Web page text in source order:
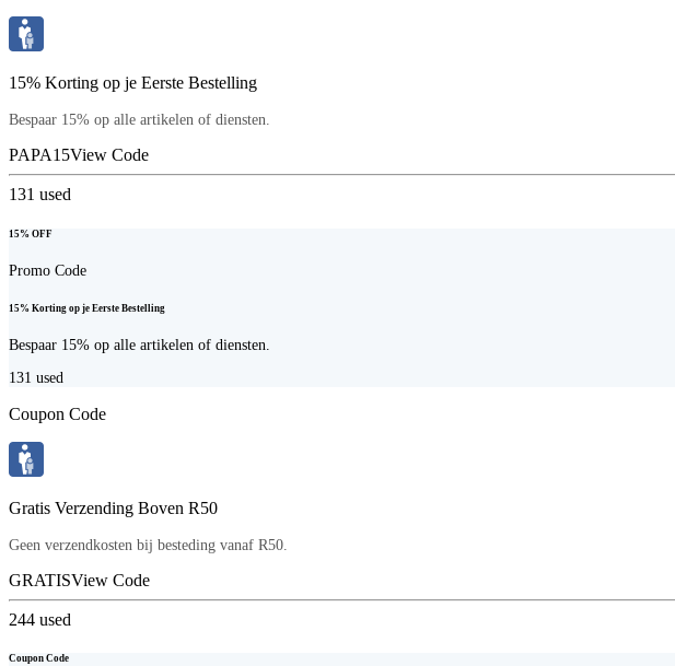
15% Korting op je Eerste Bestelling
Bespaar 15% op alle artikelen of diensten.
PAPA15View Code
131 used
15% OFF
Promo Code
15% Korting op je Eerste Bestelling
Bespaar 15% op alle artikelen of diensten.
131 used
Coupon Code
Gratis Verzending Boven R50
Geen verzendkosten bij besteding vanaf R50.
GRATISView Code
244 used
Coupon Code